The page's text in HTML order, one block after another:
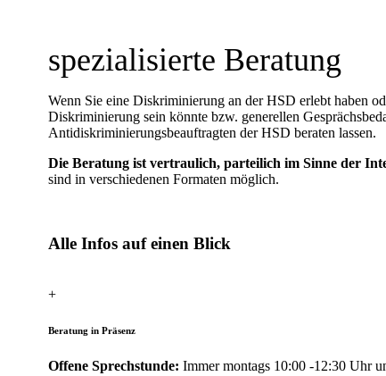
spezialisierte ​​​​​Beratung​​
Wenn Sie eine Diskriminierung an der HSD erlebt haben
Diskriminierung sein könnte bzw. generellen
Antidiskriminierungsbeauftragten der HSD beraten lassen.
Die Beratung ist vertraulich, parteilich im Sinne der
sind in verschiedenen Formaten möglich.
Alle Infos auf einen Blick
+
Beratung in Präsenz
Offene Sprechstunde: Immer montags 10:00 -12:30 Uhr